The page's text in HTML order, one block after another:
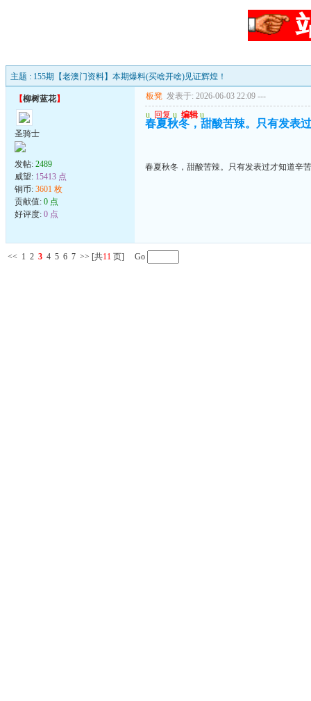
主题 : 155期【老澳门资料】本期爆料(买啥开啥)见证辉煌！
【柳树蓝花】
圣骑士
发帖: 2489
威望: 15413 点
铜币: 3601 枚
贡献值: 0 点
好评度: 0 点
板凳 发表于: 2026-06-03 22:09 ---
u 回复 u 编辑 u
春夏秋冬，甜酸苦辣。只有发表
春夏秋冬，甜酸苦辣。只有发表过才知道辛
<< 1 2 3 4 5 6 7 >> [共11 页] Go